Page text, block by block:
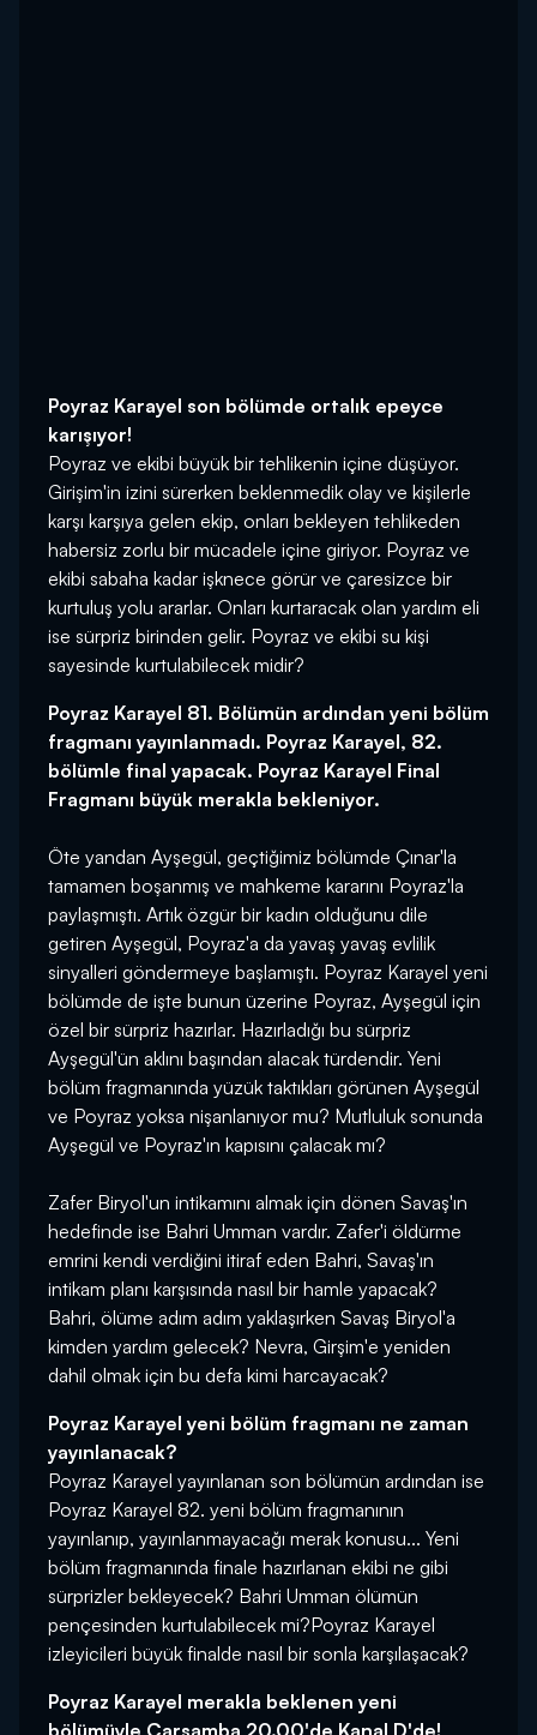
Poyraz Karayel son bölümde ortalık epeyce
karışıyor!
Poyraz ve ekibi büyük bir tehlikenin içine düşüyor.
Girişim'in izini sürerken beklenmedik olay ve kişilerle
karşı karşıya gelen ekip, onları bekleyen tehlikeden
habersiz zorlu bir mücadele içine giriyor. Poyraz ve
ekibi sabaha kadar işknece görür ve çaresizce bir
kurtuluş yolu ararlar. Onları kurtaracak olan yardım eli
ise sürpriz birinden gelir. Poyraz ve ekibi su kişi
sayesinde kurtulabilecek midir?
Poyraz Karayel 81. Bölümün ardından yeni bölüm
fragmanı yayınlanmadı. Poyraz Karayel, 82.
bölümle final yapacak. Poyraz Karayel Final
Fragmanı büyük merakla bekleniyor.
Öte yandan Ayşegül, geçtiğimiz bölümde Çınar'la
tamamen boşanmış ve mahkeme kararını Poyraz'la
paylaşmıştı. Artık özgür bir kadın olduğunu dile
getiren Ayşegül, Poyraz'a da yavaş yavaş evlilik
sinyalleri göndermeye başlamıştı. Poyraz Karayel yeni
bölümde de işte bunun üzerine Poyraz, Ayşegül için
özel bir sürpriz hazırlar. Hazırladığı bu sürpriz
Ayşegül'ün aklını başından alacak türdendir. Yeni
bölüm fragmanında yüzük taktıkları görünen Ayşegül
ve Poyraz yoksa nişanlanıyor mu? Mutluluk sonunda
Ayşegül ve Poyraz'ın kapısını çalacak mı?
Zafer Biryol'un intikamını almak için dönen Savaş'ın
hedefinde ise Bahri Umman vardır. Zafer'i öldürme
emrini kendi verdiğini itiraf eden Bahri, Savaş'ın
intikam planı karşısında nasıl bir hamle yapacak?
Bahri, ölüme adım adım yaklaşırken Savaş Biryol'a
kimden yardım gelecek? Nevra, Girşim'e yeniden
dahil olmak için bu defa kimi harcayacak?
Poyraz Karayel yeni bölüm fragmanı ne zaman
yayınlanacak?
Poyraz Karayel yayınlanan son bölümün ardından ise
Poyraz Karayel 82. yeni bölüm fragmanının
yayınlanıp, yayınlanmayacağı merak konusu... Yeni
bölüm fragmanında finale hazırlanan ekibi ne gibi
sürprizler bekleyecek? Bahri Umman ölümün
pençesinden kurtulabilecek mi?Poyraz Karayel
izleyicileri büyük finalde nasıl bir sonla karşılaşacak?
Poyraz Karayel merakla beklenen yeni